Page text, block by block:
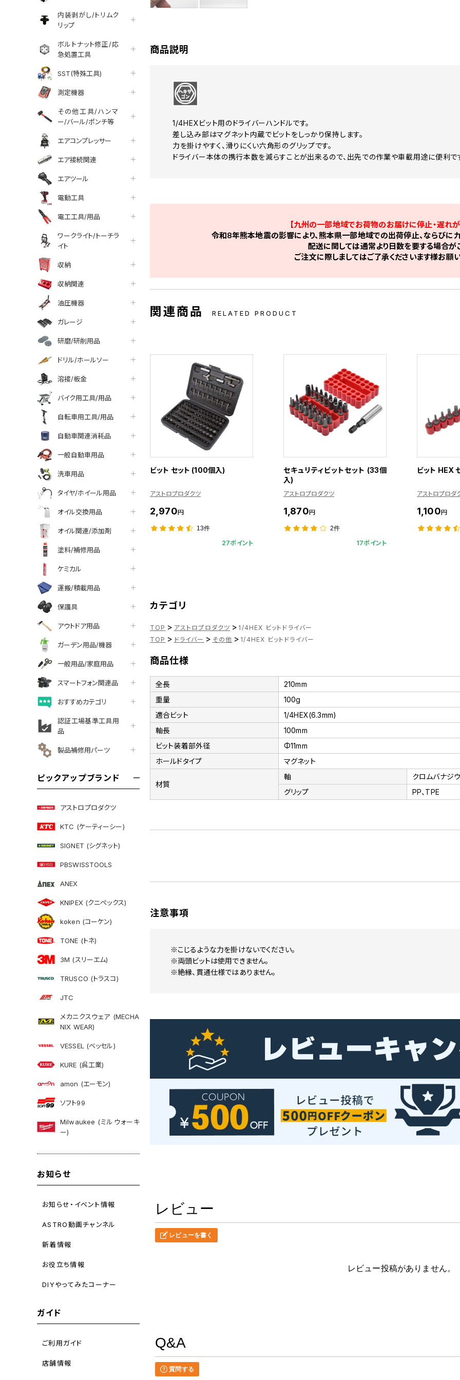
内装剥がし/トリムク
リップ
ボルトナット修正/応
急処置工具
SST(特殊工具)
測定機器
その他工具/ハンマ
ー/バール/ポンチ等
エアコンプレッサー
エア接続関連
エアツール
電動工具
電工工具/用品
ワークライト/トーチラ
イト
収納
収納関連
油圧機器
ガレージ
研磨/研削用品
ドリル/ホールソー
溶接/板金
バイク用工具/用品
自転車用工具/用品
自動車関連消耗品
一般自動車用品
洗車用品
タイヤ/ホイール用品
オイル交換用品
オイル関連/添加剤
塗料/補修用品
ケミカル
運搬/積載用品
保護具
アウトドア用品
ガーデン用品/機器
一般用品/家庭用品
スマートフォン関連品
おすすめカテゴリ
認証工場基準工具用
品
製品補修用パーツ
ピックアップブランド
アストロプロダクツ
KTC (ケーティーシー)
SIGNET (シグネット)
PBSWISSTOOLS
ANEX
KNIPEX (クニペックス)
koken (コーケン)
TONE (トネ)
3M (スリーエム)
TRUSCO (トラスコ)
JTC
メカニクスウェア (MECHA
NIX WEAR)
VESSEL (ベッセル)
KURE (呉工業)
amon (エーモン)
ソフト99
Milwaukee (ミルウォーキ
ー)
お知らせ
お知らせ・イベント情報
ASTRO動画チャンネル
新着情報
お役立ち情報
DIYやってみたコーナー
ガイド
ご利用ガイド
店舗情報
商品説明
1/4HEXビット用のドライバーハンドルです。
差し込み部はマグネット内蔵でビットをしっかり保持します。
力を掛けやすく、滑りにくい六角形のグリップです。
ドライバー本体の携行本数を減らすことが出来るので、出先での作業や車載用途に便利で
【九州の一部地域でお荷物のお届けに停止・遅れが
令和8年熊本地震の影響により、熊本県一部地域での出荷停止、ならびに
配送に関しては通常より日数を要する場合が
ご注文に際しましてはご了承くださいます様お願
関連商品 RELATED PRODUCT
ビット セット (100個入)
アストロプロダクツ
2,970円
13件
27ポイント
セキュリティビットセット (33個
入)
アストロプロダクツ
1,870円
2件
17ポイント
ビット HEX
アストロプロダ
1,100円
カテゴリ
TOP > アストロプロダクツ > 1/4HEX ビットドライバー
TOP > ドライバー > その他 > 1/4HEX ビットドライバー
商品仕様
全長
210mm
重量
100g
適合ビット
1/4HEX(6.3mm)
軸長
100mm
ビット装着部外径
Φ11mm
ホールドタイプ
マグネット
材質
軸
クロムバナジ
グリップ
PP、TPE
注意事項
※こじるような力を掛けないでください。
※両頭ビットは使用できません。
※絶縁、貫通仕様ではありません。
レビュー
レビューを書く
レビュー投稿がありません。
Q&A
質問する